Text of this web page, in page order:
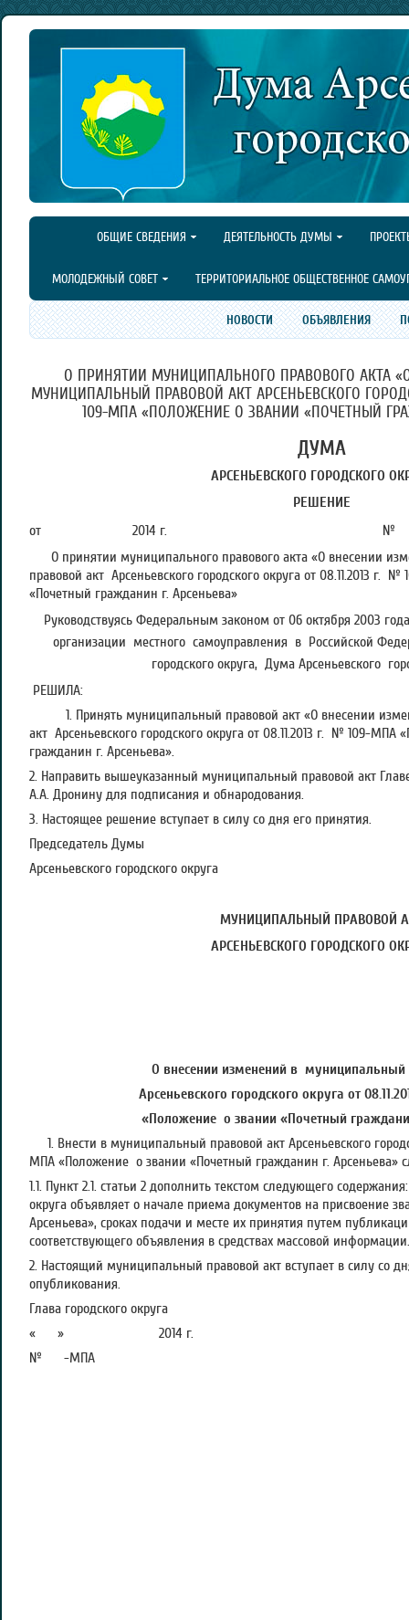
ОБЩИЕ СВЕДЕНИЯ ДЕЯТЕЛЬНОСТЬ ДУМЫ
МОЛОДЕЖНЫЙ СОВЕТ ТЕРРИТОРИАЛЬНОЕ ОБЩЕСТВЕННОЕ
НОВОСТИ ОБЪЯВЛЕНИЯ
О ПРИНЯТИИ МУНИЦИПАЛЬНОГО ПРАВОВОГО АКТА
МУНИЦИПАЛЬНЫЙ ПРАВОВОЙ АКТ АРСЕНЬЕВСКОГО
109-МПА «ПОЛОЖЕНИЕ О ЗВАНИИ «ПОЧЕТНЫЙ
ДУМА
АРСЕНЬЕВСКОГО ГОРОДСКОГО
РЕШЕНИЕ
от 2014 г. №
О принятии муниципального правового акта «О внесении
правовой акт Арсеньевского городского округа от 08.11.2013
«Почетный гражданин г. Арсеньева»
Руководствуясь Федеральным законом от 06 октября 2003
организации местного самоуправления в Российской
городского округа, Дума Арсеньевского
РЕШИЛА:
1. Принять муниципальный правовой акт «О внесении
акт Арсеньевского городского округа от 08.11.2013 г. № 109-
гражданин г. Арсеньева».
2. Направить вышеуказанный муниципальный правовой акт
А.А. Дронину для подписания и обнародования.
3. Настоящее решение вступает в силу со дня его принятия.
Председатель Думы
Арсеньевского городского округа
МУНИЦИПАЛЬНЫЙ ПРАВОВОЙ
АРСЕНЬЕВСКОГО ГОРОДСКОГО
О внесении изменений в
Арсеньевского городского округа от
«Положение о звании «Почетный
1. Внести в муниципальный правовой акт Арсеньевского
МПА «Положение о звании «Почетный гражданин г. Арсеньева»
1.1. Пункт 2.1. статьи 2 дополнить текстом следующего
округа объявляет о начале приема документов на присвоение
Арсеньева», сроках подачи и месте их принятия путем
соответствующего объявления в средствах массовой
2. Настоящий муниципальный правовой акт вступает в силу со
опубликования.
Глава городского округа
« » 2014 г.
№ -МПА